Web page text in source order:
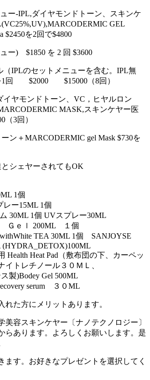
ー-IPL,ダイヤモンドトーン、スキンケ
GEL
$2450を2回で$4800
ー) $1850 を 2 回 $3600
（IPLのセットメニューを含む。IPL無
$2000 $15000（8回）
イヤモンドトーン、VC，ヒヤルロン
MASK,スキンケヤー医
（3回）
ン＋MARCODERMIC gel Mask $730を
シェヤーされてもOK
1個
レー15ML 1個
30ML 1個 UVスプレー30ML
Ｇｅｌ 200ML １個
withWhite TEA 30ML 1個 SANJOYSE
Health Heat Pad（敷布団の下、カーペッ
イトレチノール３０ＭＬ、
製)Bodey Gel 500ML
serum ３０ML
れた方にメリットあります。
美容スキンケヤー〔ナノテクノロジー〕
らあります。よろしくお願いします。是
ます。お好きなプレゼントを選択してく